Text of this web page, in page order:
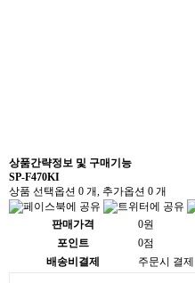
상품간략정보 및 구매기능
SP-F470KI
상품 선택옵션 0 개, 추가옵션 0 개
판매가격
0원
포인트
0점
배송비결제
주문시 결제